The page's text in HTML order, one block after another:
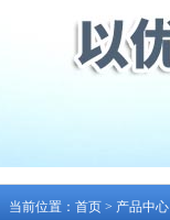
当前位置： 首页 > 产品中心